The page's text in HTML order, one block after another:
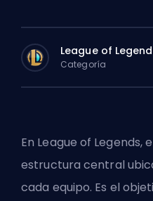
League of
Categoría
En League of Legends,
estructura central
cada equipo. Es el